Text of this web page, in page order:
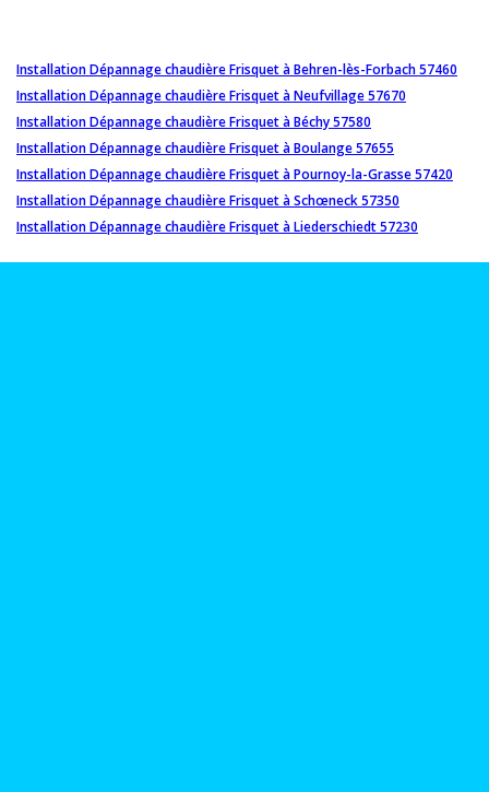
Installation Dépannage chaudière Frisquet à Behren-lès-Forbach 57460
Installation Dépannage chaudière Frisquet à Neufvillage 57670
Installation Dépannage chaudière Frisquet à Béchy 57580
Installation Dépannage chaudière Frisquet à Boulange 57655
Installation Dépannage chaudière Frisquet à Pournoy-la-Grasse 57420
Installation Dépannage chaudière Frisquet à Schœneck 57350
Installation Dépannage chaudière Frisquet à Liederschiedt 57230